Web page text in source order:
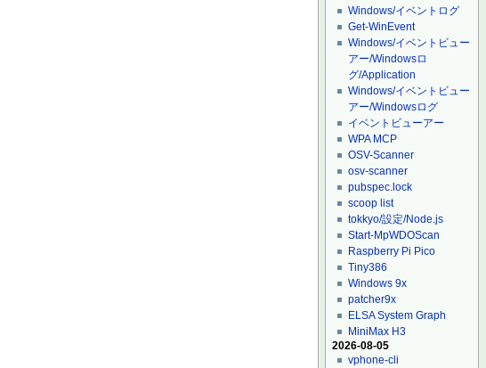
Windows/イベントログ
Get-WinEvent
Windows/イベントビュー
アー/Windowsロ
グ/Application
Windows/イベントビュー
アー/Windowsログ
イベントビューアー
WPA MCP
OSV-Scanner
osv-scanner
pubspec.lock
scoop list
tokkyo/設定/Node.js
Start-MpWDOScan
Raspberry Pi Pico
Tiny386
Windows 9x
patcher9x
ELSA System Graph
MiniMax H3
2026-08-05
vphone-cli